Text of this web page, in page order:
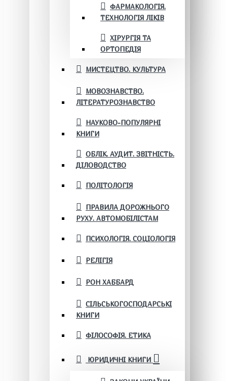
ФАРМАКОЛОГІЯ.
ТЕХНОЛОГІЯ ЛІКІВ
ХІРУРГІЯ ТА
ОРТОПЕДІЯ
МИСТЕЦТВО. КУЛЬТУРА
МОВОЗНАВСТВО.
ЛІТЕРАТУРОЗНАВСТВО
НАУКОВО-ПОПУЛЯРНІ
КНИГИ
ОБЛІК. АУДИТ. ЗВІТНІСТЬ.
ДІЛОВОДСТВО
ПОЛІТОЛОГІЯ
ПРАВИЛА ДОРОЖНЬОГО
РУХУ. АВТОМОБІЛІСТАМ
ПСИХОЛОГІЯ. СОЦІОЛОГІЯ
РЕЛІГІЯ
РОН ХАББАРД
СІЛЬСЬКОГОСПОДАРСЬКІ
КНИГИ
ФІЛОСОФІЯ. ЕТИКА
ЮРИДИЧНІ КНИГИ